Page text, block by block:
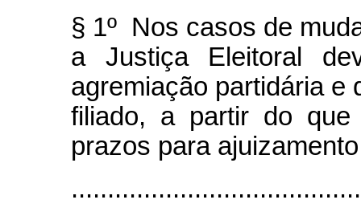
§ 1º Nos casos de
a Justiça Eleitoral
agremiação partidária e
filiado, a partir do
prazos para